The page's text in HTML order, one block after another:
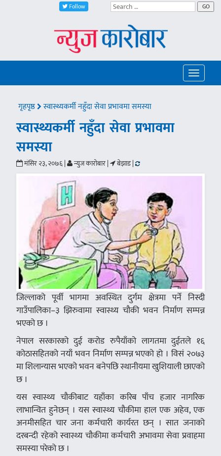
Follow GO
Toggle
गृहपृष्ठ स्वास्थ्यकर्मी नहुँदा सेवा प्रभावमा समस्या
स्वास्थ्यकर्मी नहुँदा सेवा प्रभावमा
समस्या
मंसिर २३, २०७६ | न्युज कारोबार | बेझाड |
जिल्लाको पूर्वी भागमा अवस्थित दुर्गम क्षेत्रमा पर्ने निस्दी
गाउँपालिका–३ झिरुवामा स्वास्थ्य चौकी भवन निर्माण सम्पन्न
भएको छ ।
नेपाल सरकारको दुई करोड रुपैयाँको लागतमा दुईतले १६
कोठासहितको नयाँ भवन निर्माण सम्पन्न भएको हो । विसं २०७३
मा शिलान्यास भएको भवन बनेपछि स्थानीयमा खुशियाली छाएको
छ ।
यस स्वास्थ्य चौकीबाट यहाँका करिब पाँच हजार नागरिक
लाभान्वित हुनेछन् । यस स्वास्थ्य चौकीमा हाल एक अहेव, एक
अनमीसहित चार जना कर्मचारी कार्यरत छन् । सात जनाको
दरबन्दी रहेको स्वास्थ्य चौकीमा कर्मचारी अभावमा सेवा प्रवाहमा
समस्या परेको छ ।